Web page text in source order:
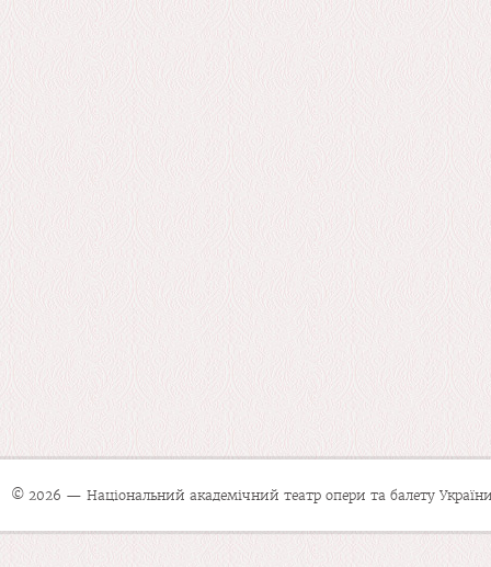
© 2026 — Національний академічний театр опери та балету